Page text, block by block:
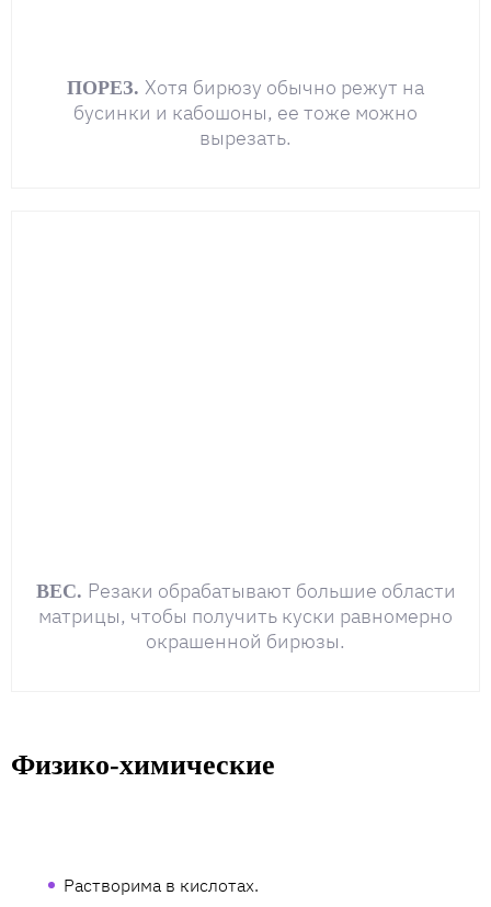
ПОРЕЗ. Хотя бирюзу обычно режут на
бусинки и кабошоны, ее тоже можно
вырезать.
ВЕС. Резаки обрабатывают большие области
матрицы, чтобы получить куски равномерно
окрашенной бирюзы.
Физико-химические
Растворима в кислотах.